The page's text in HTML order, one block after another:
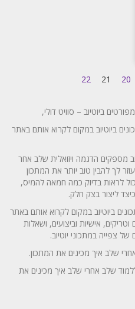
20
21
22
ביוטיוב – סוויט דולי,
ביוטיוב במקום לקרוא אותם באתר
מספקים הדגמה ויזואלית שלב אחר
לך להבין טוב יותר את המתכון
לראות בדיוק כמה חמאה להמיס,
ליצור בצק חלק.
ביוטיוב במקום לקרוא אותם באתר
אישיות וביצועים, ושאלות
צפייה במתכוני יוטיוב.
שלב איך מכינים את המתכון.
שלב אחרי שלב איך מכינים את